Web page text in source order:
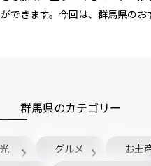
できます。今回は、群馬県のお
群馬県のカテゴリー
グルメ
お土